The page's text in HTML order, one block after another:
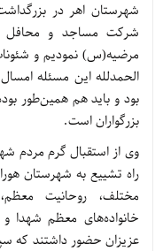
شهرستان اهر در
شرکت مساجد و
مرضیه(س) نمودیم و
الحمدلله این مسئله
بود و باید هم همین‌طور
بزرگواران است.
وی از استقبال گرم مردم
راه تشییع به شهرستان
مختلف، روحانیت
خانواده‌های معظم شهدا و
عزیزان حضور داشتند که